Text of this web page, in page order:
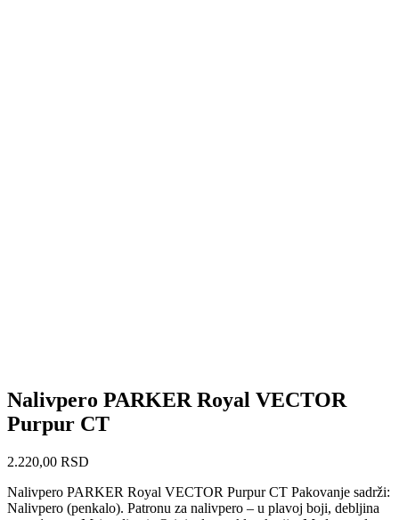
Nalivpero PARKER Royal VECTOR
Purpur CT
2.220,00 RSD
Nalivpero PARKER Royal VECTOR Purpur CT Pakovanje sadrži:
Nalivpero (penkalo). Patronu za nalivpero – u plavoj boji, debljina